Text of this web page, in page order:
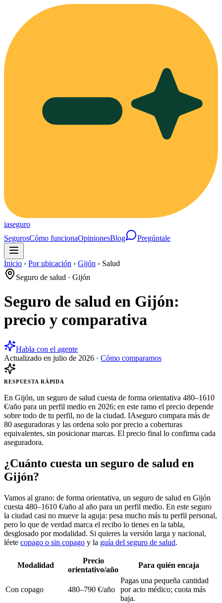
iaseguro
SegurosCómo funcionaOpinionesBlog Pregúntale
Inicio › Por ubicación › Gijón › Salud
Seguro de salud · Gijón
Seguro de salud en Gijón:
precio y comparativa
Habla con el agente
Actualizado en julio de 2026 · Cómo comparamos
RESPUESTA RÁPIDA
En Gijón, un seguro de salud cuesta de forma orientativa 480–1610
€/año para un perfil medio en 2026; en este ramo el precio depende
sobre todo de tu perfil, no de la ciudad. IAseguro compara más de
80 aseguradoras y las ordena solo por precio a coberturas
equivalentes, sin posicionar marcas. El precio final lo confirma cada
aseguradora.
¿Cuánto cuesta un seguro de salud en
Gijón?
Vamos al grano: de forma orientativa, un seguro de salud en Gijón
cuesta 480–1610 €/año al año para un perfil medio. En este seguro
la ciudad casi no mueve la aguja: pesa mucho más tu perfil personal,
pero lo que de verdad marca el recibo lo tienes en la tabla,
desglosado por modalidad. Si quieres la versión larga y nacional,
léete copago o sin copago y la guía del seguro de salud.
Modalidad
Precio
orientativo/año
Para quién encaja
Con copago 480–790 €/año
Pagas una pequeña cantidad
por acto médico; cuota más
baja.